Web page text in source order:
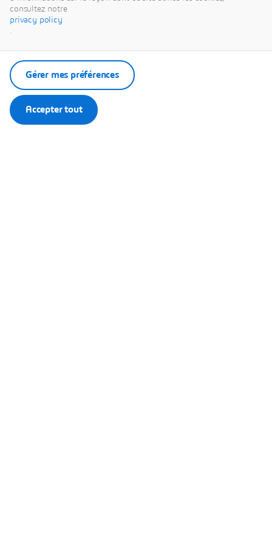
Votre choix sera enregistré dans un cookie géré par Dassault
consultez notre
privacy policy
.
Accepter tout
Gérer mes préférences